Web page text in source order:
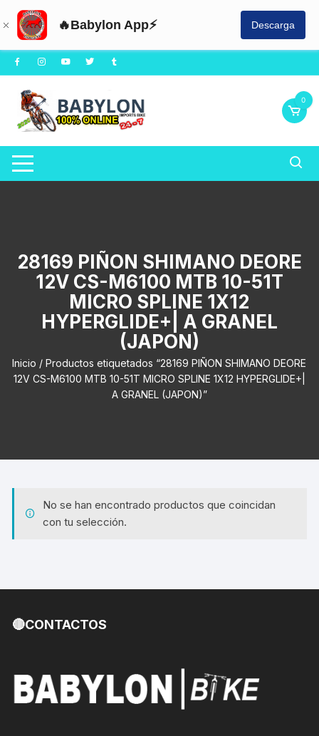
🔥Babylon App⚡ Descarga
Saltar
al
contenido
0
28169 PIÑON SHIMANO DEORE
12V CS-M6100 MTB 10-51T
MICRO SPLINE 1X12
HYPERGLIDE+| A GRANEL
(JAPON)
Inicio / Productos etiquetados “28169 PIÑON SHIMANO DEORE
12V CS-M6100 MTB 10-51T MICRO SPLINE 1X12 HYPERGLIDE+|
A GRANEL (JAPON)”
No se han encontrado productos que coincidan
con tu selección.
🔴CONTACTOS